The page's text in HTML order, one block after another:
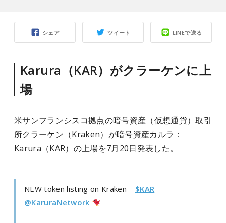
シェア ツイート LINEで送る
Karura（KAR）がクラーケンに上
場
米サンフランシスコ拠点の暗号資産（仮想通貨）取引
所クラーケン（Kraken）が暗号資産カルラ：
Karura（KAR）の上場を7月20日発表した。
NEW token listing on Kraken – $KAR
@KaruraNetwork